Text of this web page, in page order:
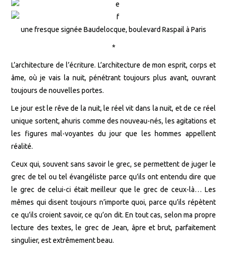
une fresque signée Baudelocque, boulevard Raspail à Paris
*
L’architecture de l’écriture. L’architecture de mon esprit, corps et
âme, où je vais la nuit, pénétrant toujours plus avant, ouvrant
toujours de nouvelles portes.
Le jour est le rêve de la nuit, le réel vit dans la nuit, et de ce réel
unique sortent, ahuris comme des nouveau-nés, les agitations et
les figures mal-voyantes du jour que les hommes appellent
réalité.
Ceux qui, souvent sans savoir le grec, se permettent de juger le
grec de tel ou tel évangéliste parce qu’ils ont entendu dire que
le grec de celui-ci était meilleur que le grec de ceux-là… Les
mêmes qui disent toujours n’importe quoi, parce qu’ils répètent
ce qu’ils croient savoir, ce qu’on dit. En tout cas, selon ma propre
lecture des textes, le grec de Jean, âpre et brut, parfaitement
singulier, est extrêmement beau.